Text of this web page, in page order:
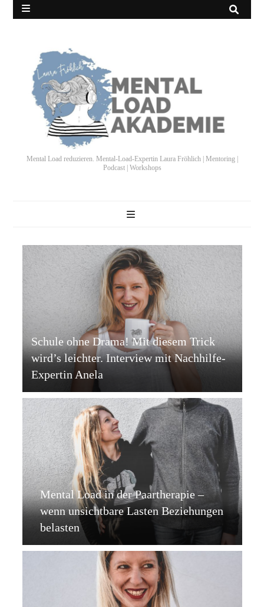
Mental Load reduzieren. Mental-Load-Expertin Laura Fröhlich | Mentoring |
Podcast | Workshops
Schule ohne Drama! Mit diesem Trick
wird’s leichter. Interview mit Nachhilfe-
Expertin Anela
Mental Load in der Paartherapie –
wenn unsichtbare Lasten Beziehungen
belasten